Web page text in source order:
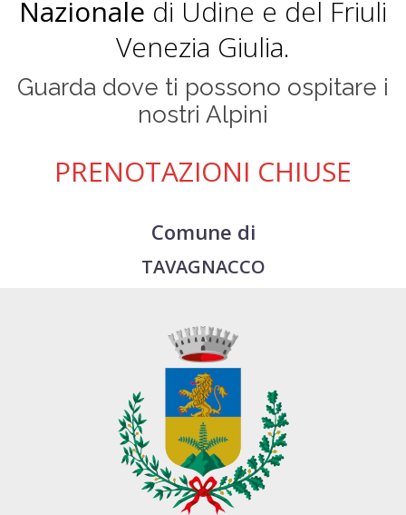
Nazionale di Udine e del Friuli
Venezia Giulia.
Guarda dove ti possono ospitare i
nostri Alpini
PRENOTAZIONI CHIUSE
Comune di
TAVAGNACCO